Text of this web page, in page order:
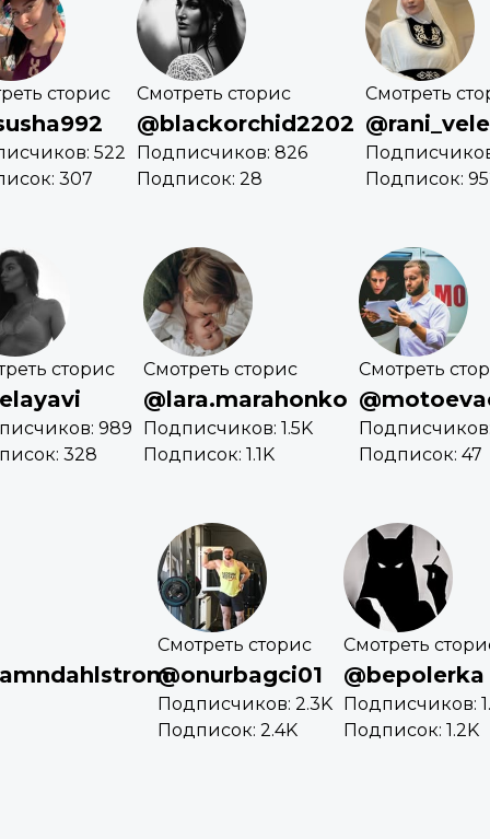
сторис
522
307
Смотреть сторис
@blackorchid2202
Подписчиков: 826
Подписок: 28
Смотреть
Подписок:
сторис
989
328
Смотреть сторис
@lara.marahonko
Подписчиков: 1.5K
Подписок: 1.1K
Смотреть
Подписок: 47
Смотреть сторис
@onurbagci01
Подписчиков: 2.3K
Подписок: 2.4K
Смотреть
@bepolerka
Подписчиков:
Подписок: 1.2K